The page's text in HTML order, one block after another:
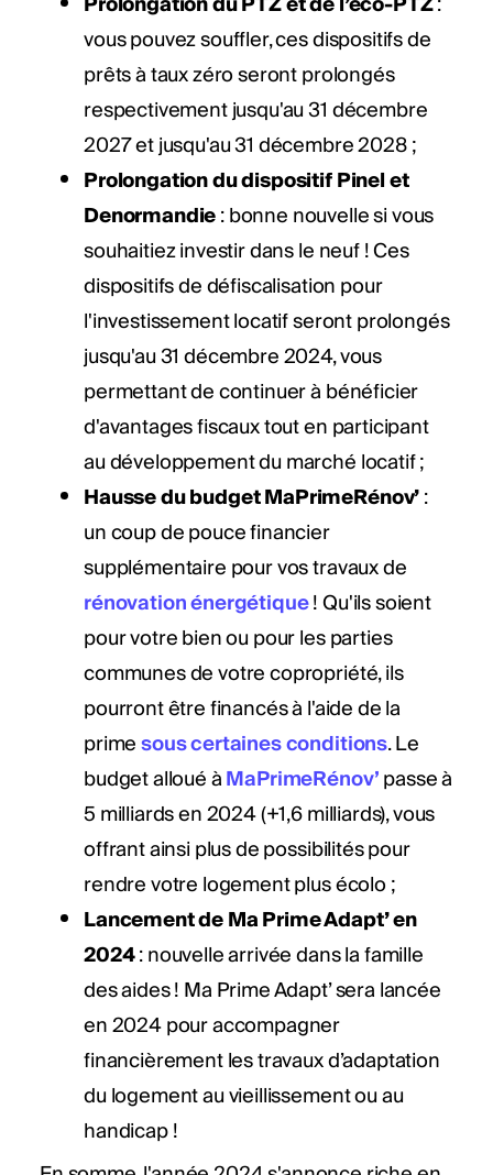
vous pouvez souffler, ces dispositifs de
prêts à taux zéro seront prolongés
respectivement jusqu'au 31 décembre
2027 et jusqu'au 31 décembre 2028 ;
Prolongation du dispositif Pinel et
Denormandie: bonne nouvelle si vous
souhaitiez investir dans le neuf ! Ces
dispositifs de défiscalisation pour
l'investissement locatif seront prolongés
jusqu'au 31 décembre 2024, vous
permettant de continuer à bénéficier
d'avantages fiscaux tout en participant
au développement du marché locatif ;
Hausse du budget MaPrimeRénov’:
un coup de pouce financier
supplémentaire pour vos travaux de
rénovation énergétique! Qu'ils soient
pour votre bien ou pour les parties
communes de votre copropriété, ils
pourront être financés à l'aide de la
primesous certaines conditions. Le
budget alloué àMaPrimeRénov’passe à
5 milliards en 2024 (+1,6 milliards), vous
offrant ainsi plus de possibilités pour
rendre votre logement plus écolo ;
Lancement de Ma Prime Adapt’ en
2024: nouvelle arrivée dans la famille
des aides ! Ma Prime Adapt’ sera lancée
en 2024 pour accompagner
financièrement les travaux d’adaptation
du logement au vieillissement ou au
handicap !